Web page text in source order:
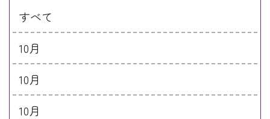
すべて
10月
10月
10月